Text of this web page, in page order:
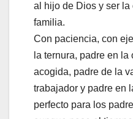
al hijo de Dios y ser
familia.
Con paciencia, con
la ternura, padre en
acogida, padre de la
trabajador y padre en
perfecto para los